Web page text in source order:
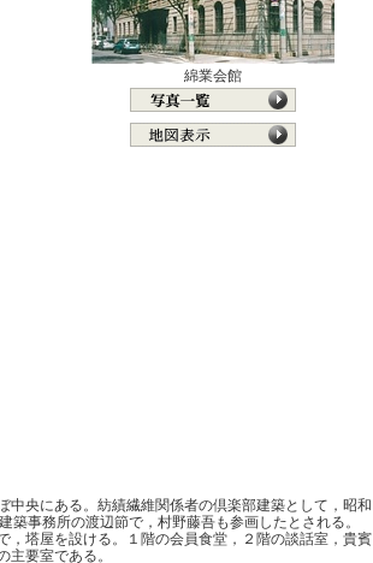
綿業会館
央にある。紡績繊維関係者の倶楽部建築として，昭和
事務所の渡辺節で，村野藤吾も参画したとされる。
塔屋を設ける。１階の会員食堂，２階の談話室，貴賓
要室である。